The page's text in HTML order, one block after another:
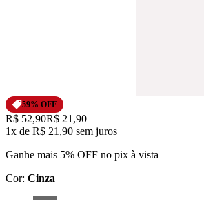
59% OFF
Original price:
R$ 52,90Price:
R$ 21,90
1x de R$ 21,90 sem juros
Ganhe mais 5% OFF no pix à vista
Cor: Cinza